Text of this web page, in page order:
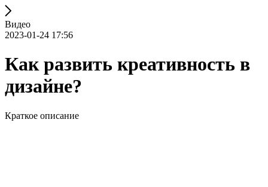
Видео
2023-01-24 17:56
Как развить креативность в
дизайне?
Краткое описание